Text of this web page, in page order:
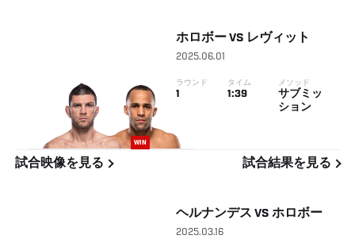
WIN
ホロボー VS レヴィット
2025.06.01
ラウンド
1
タイム
1:39
メソッド
サブミッ
ション
試合映像を見る 試合結果を見る
ヘルナンデス VS ホロボー
2025.03.16